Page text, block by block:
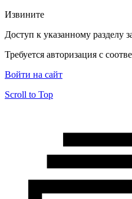
Извините
Доступ к указанному разделу
Требуется авторизация с
Войти на сайт
Scroll to Top